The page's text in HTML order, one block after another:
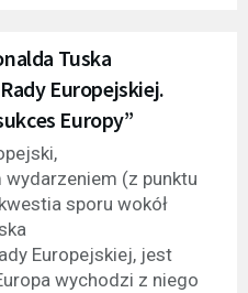
Tuska
Europejskiej.
Europy”
(z punktu
sporu wokół
Europejskiej, jest
wychodzi z niego